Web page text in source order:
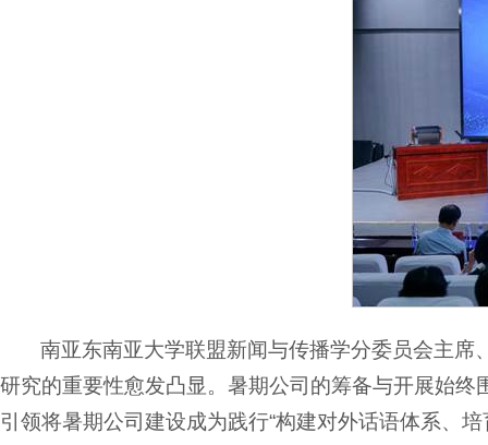
南亚东南亚大学联盟新闻与传播学分委员会主
研究的重要性愈发凸显。暑期公司的筹备与开展始
引领将暑期公司建设成为践行“构建对外话语体系、